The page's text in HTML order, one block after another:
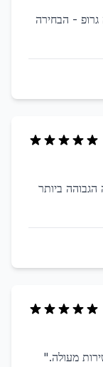
- הבחירה
ביותר
מעולה."